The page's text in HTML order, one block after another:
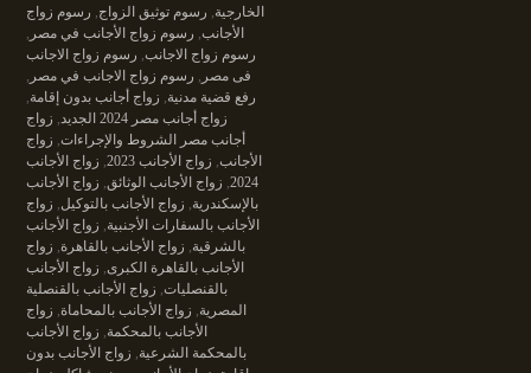
الخارجية, رسوم توثيق الزواج, رسوم زواج
الأجانب, رسوم زواج الأجانب في مصر ,
رسوم زواج الاجانب, رسوم زواج الاجانب
فى مصر , رسوم زواج الاجانب في مصر ,
رفع قضية مدنية, زواج أجانب بدون إقامة,
زواج أجانب مصر 2024 الجديد
, زواج
أجانب مصر الشروط والإجراءات, زواج
الأجانب, زواج الأجانب 2023 , زواج الأجانب
2024
, زواج الأجانب الوثائق, زواج الأجانب
بالإسكندرية, زواج الأجانب بالتوكيل, زواج
الأجانب بالسفارات الأجنبية, زواج الأجانب
بالشرقية, زواج الأجانب بالقاهرة, زواج
الأجانب بالقاهرة الكبرى, زواج الأجانب
بالقنصليات, زواج الأجانب بالقنصلية
المصرية, زواج الأجانب بالمحاماة, زواج
الأجانب بالمحكمة, زواج الأجانب
بالمحكمة الشرعية, زواج الأجانب بدون